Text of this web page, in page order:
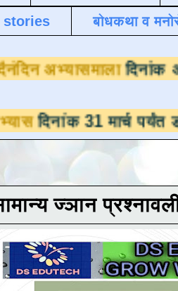
stories
बोधकथा व
दैनंदिन
मार्च पर्यंत
ज्ञान